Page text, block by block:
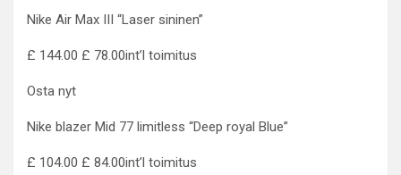
Nike Air Max III “Laser sininen”
£ 144.00 £ 78.00int’l toimitus
Osta nyt
Nike blazer Mid 77 limitless “Deep royal Blue”
£ 104.00 £ 84.00int’l toimitus